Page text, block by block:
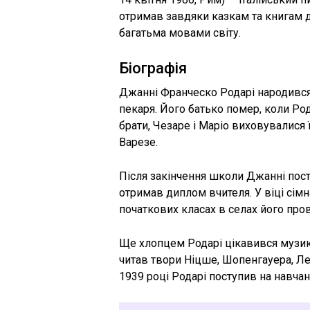
отримав завдяки казкам та книгам
багатьма мовами світу.
Біографія
Джанні Франческо Родарі
пекаря. Його батько помер, коли
брати, Чезаре і Маріо виховувалися
Варезе.
Після закінчення школи Джанні
отримав диплом вчителя. У віці
початкових класах в селах його
Ще хлопцем Родарі цікавився
читав твори Ніцше, Шопенгауера,
1939 році Родарі поступив на